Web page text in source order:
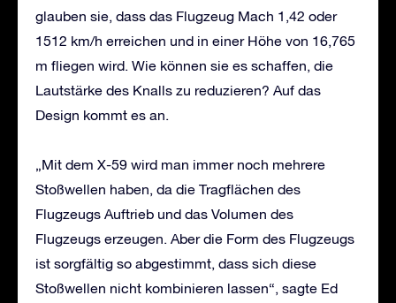
glauben sie, dass das Flugzeug Mach 1,42 oder
1512 km/h erreichen und in einer Höhe von 16,765
m fliegen wird. Wie können sie es schaffen, die
Lautstärke des Knalls zu reduzieren? Auf das
Design kommt es an.
„Mit dem X-59 wird man immer noch mehrere
Stoßwellen haben, da die Tragflächen des
Flugzeugs Auftrieb und das Volumen des
Flugzeugs erzeugen. Aber die Form des Flugzeugs
ist sorgfältig so abgestimmt, dass sich diese
Stoßwellen nicht kombinieren lassen“, sagte Ed